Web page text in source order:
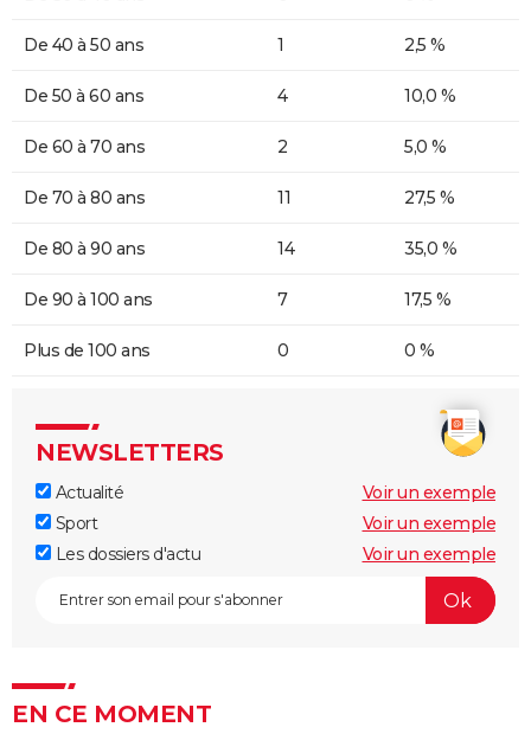
De 40 à 50 ans 1 2,5 %
De 50 à 60 ans 4 10,0 %
De 60 à 70 ans 2 5,0 %
De 70 à 80 ans 11 27,5 %
De 80 à 90 ans 14 35,0 %
De 90 à 100 ans 7 17,5 %
Plus de 100 ans 0 0 %
NEWSLETTERS
Actualité
Voir un exemple
Sport
Voir un exemple
Les dossiers d'actu
Voir un exemple
EN CE MOMENT